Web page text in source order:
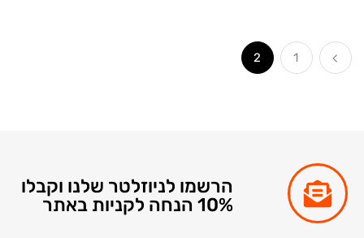
1
2
הרשמו לניוזלטר שלנו וקבלו